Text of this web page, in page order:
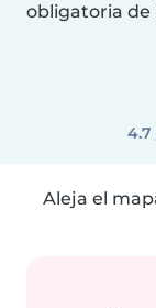
obligatoria
4.7
Aleja el